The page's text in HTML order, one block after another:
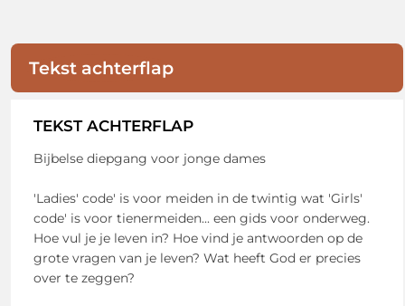
Tekst achterflap
TEKST ACHTERFLAP
Bijbelse diepgang voor jonge dames
'Ladies' code' is voor meiden in de twintig wat 'Girls'
code' is voor tienermeiden... een gids voor onderweg.
Hoe vul je je leven in? Hoe vind je antwoorden op de
grote vragen van je leven? Wat heeft God er precies
over te zeggen?